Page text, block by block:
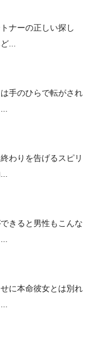
ナーの正しい探し
...
手のひらで転がされ
わりを告げるスピリ
きると男性もこんな
に本命彼女とは別れ